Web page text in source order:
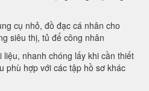
cụ nhỏ, đồ đạc cá nhân cho
siêu thị, tủ để công nhân
nhanh chóng lấy khi cần thiết
phù hợp với các tập hồ sơ khác